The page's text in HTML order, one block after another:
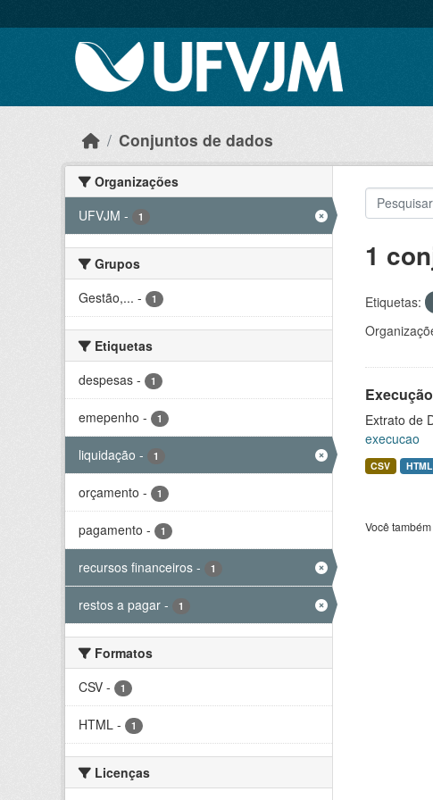
Conjuntos de dados
Organizações
UFVJM - 1
Grupos
Gestão,... - 1
Etiquetas
despesas - 1
emepenho - 1
liquidação - 1
orçamento - 1
pagamento - 1
recursos financeiros - 1
restos a pagar - 1
Formatos
CSV - 1
HTML - 1
Licenças
1
Etiquetas:
Extrato de
execucao
CSV HTML
Você